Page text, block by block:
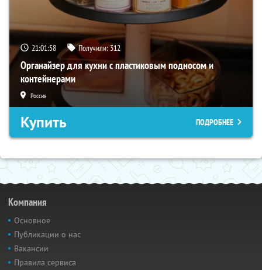
21:01:57 Получили: 312
Органайзер для кухни с пластиковым подносом и
контейнерами
Россия
Купить ПОДРОБНЕЕ
Компания
Основное
Публикации о нас
Вакансии
Правила сервиса